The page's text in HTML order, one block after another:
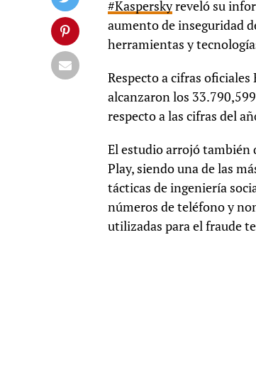
#Kasperskyreveló su
aumento de inseguridad
herramientas y
Respecto a cifras
alcanzaron los
respecto a las cifras del
El estudio arrojó también
Play, siendo una de las
tácticas de ingeniería
números de teléfono y
utilizadas para el fraude